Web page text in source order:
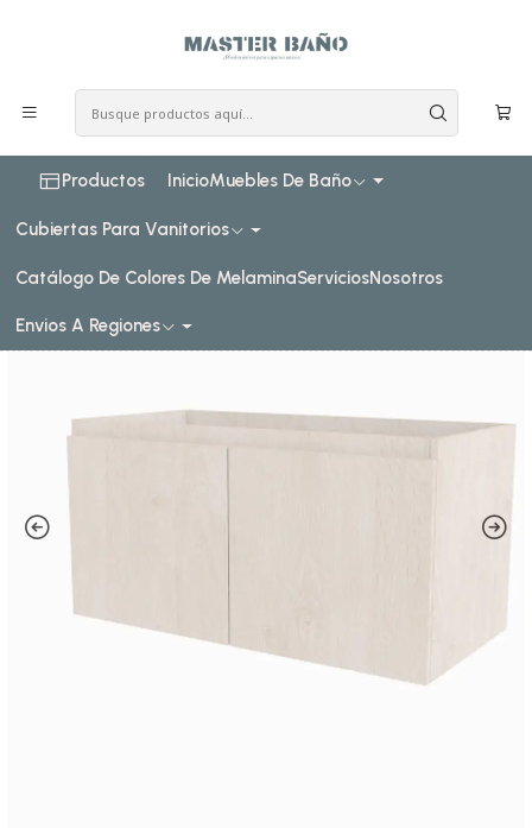
Productos InicioMuebles De Baño
Cubiertas Para Vanitorios
Catálogo De Colores De MelaminaServiciosNosotros
Envios A Regiones
Muebles para vanitorio simple con cubiertas de 100 cm de
largo x 50 cm de profundidad